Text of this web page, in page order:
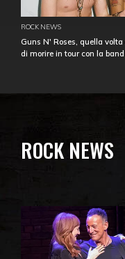
ROCK NEWS
Guns N' Roses, quella
di morire in tour con la band
ROCK NEWS